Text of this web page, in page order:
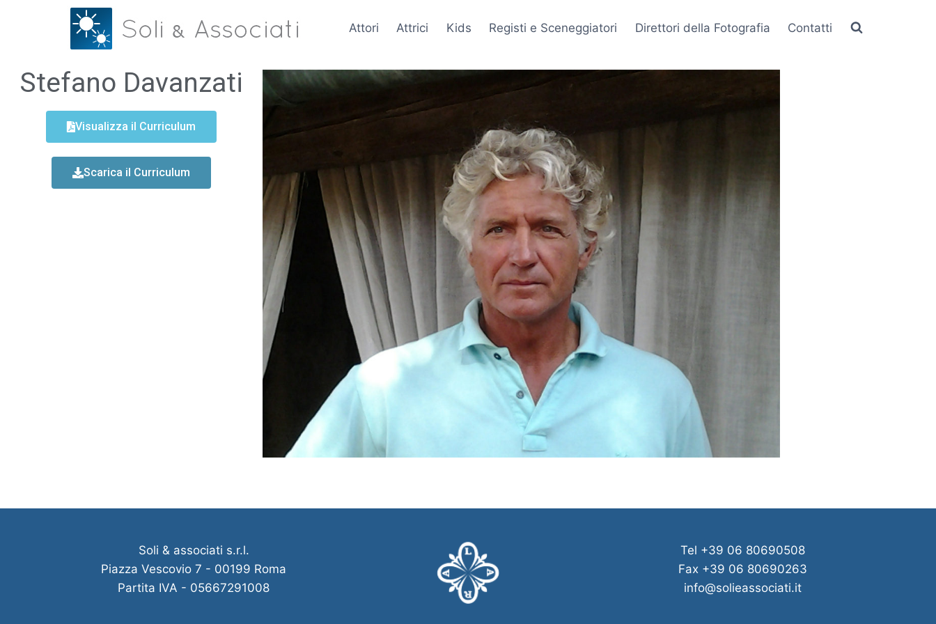
Attori Attrici Kids Registi e Sceneggiatori Direttori della Fotografia Contatti
Stefano Davanzati
Visualizza il Curriculum
Scarica il Curriculum
Soli & associati s.r.l.
Piazza Vescovio 7 - 00199 Roma
Partita IVA - 05667291008
Tel +39 06 80690508
Fax +39 06 80690263
info@solieassociati.it